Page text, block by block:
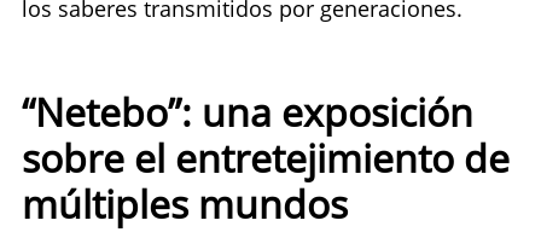
los saberes transmitidos por generaciones.
“Netebo”: una exposición
sobre el entretejimiento de
múltiples mundos